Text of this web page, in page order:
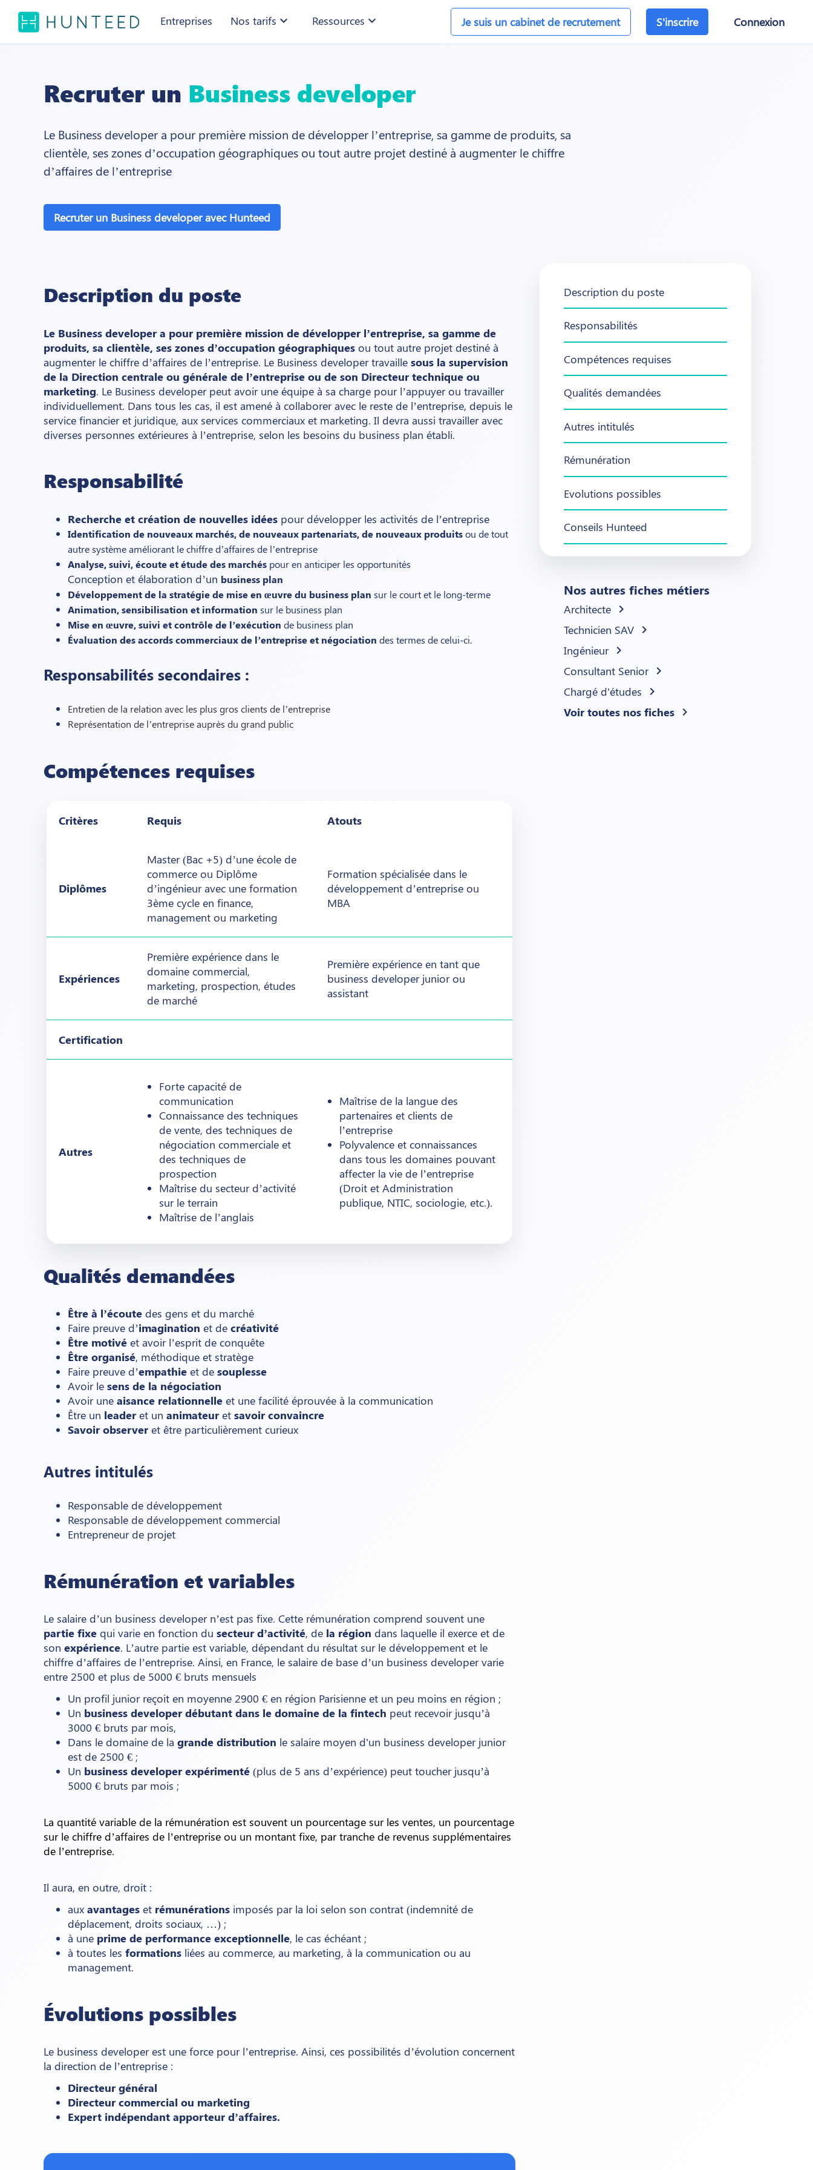
Entreprises Nos tarifs expand_more Ressources expand_more Je suis un cabinet de recrutement S'inscrire Connexion
Recruter un Business developer
Le Business developer a pour première mission de développer l’entreprise, sa gamme de produits, sa
clientèle, ses zones d’occupation géographiques ou tout autre projet destiné à augmenter le chiffre
d’affaires de l’entreprise
Recruter un Business developer avec Hunteed
Description du poste
Le Business developer a pour première mission de développer l’entreprise, sa gamme de
produits, sa clientèle, ses zones d’occupation géographiques ou tout autre projet destiné à
augmenter le chiffre d’affaires de l’entreprise. Le Business developer travaille sous la supervision
de la Direction centrale ou générale de l’entreprise ou de son Directeur technique ou
marketing. Le Business developer peut avoir une équipe à sa charge pour l’appuyer ou travailler
individuellement. Dans tous les cas, il est amené à collaborer avec le reste de l’entreprise, depuis le
service financier et juridique, aux services commerciaux et marketing. Il devra aussi travailler avec
diverses personnes extérieures à l’entreprise, selon les besoins du business plan établi.
Responsabilité
Recherche et création de nouvelles idées pour développer les activités de l’entreprise
Identification de nouveaux marchés, de nouveaux partenariats, de nouveaux produitsou de tout
autre système améliorant le chiffre d’affaires de l’entreprise
Analyse, suivi, écoute et étude des marchés pour en anticiper les opportunités
Conception et élaboration d’un business plan
Développement de la stratégie de mise en œuvre du business plan sur le court et le long-terme
Animation, sensibilisation et information sur le business plan
Mise en œuvre, suivi et contrôle de l’exécution de business plan
Évaluation des accords commerciaux de l’entreprise et négociation des termes de celui-ci.
Responsabilités secondaires :
Entretien de la relation avec les plus gros clients de l’entreprise
Représentation de l’entreprise auprès du grand public
Compétences requises
Critères Requis Atouts
Diplômes
Master (Bac +5) d’une école de
commerce ou Diplôme
d’ingénieur avec une formation
3ème cycle en finance,
management ou marketing
Formation spécialisée dans le
développement d’entreprise ou
MBA
Expériences
Première expérience dans le
domaine commercial,
marketing, prospection, études
de marché
Première expérience en tant que
business developer junior ou
assistant
Certification
Autres
Forte capacité de
communication
Connaissance des techniques
de vente, des techniques de
négociation commerciale et
des techniques de
prospection
Maîtrise du secteur d’activité
sur le terrain
Maîtrise de l’anglais
Maîtrise de la langue des
partenaires et clients de
l’entreprise
Polyvalence et connaissances
dans tous les domaines pouvant
affecter la vie de l’entreprise
(Droit et Administration
publique, NTIC, sociologie, etc.).
Qualités demandées
Être à l’écoute des gens et du marché
Faire preuve d’imagination et de créativité
Être motivé et avoir l’esprit de conquête
Être organisé, méthodique et stratège
Faire preuve d’empathie et de souplesse
Avoir le sens de la négociation
Avoir une aisance relationnelle et une facilité éprouvée à la communication
Être un leader et un animateur et savoir convaincre
Savoir observer et être particulièrement curieux
Autres intitulés
Responsable de développement
Responsable de développement commercial
Entrepreneur de projet
Rémunération et variables
Le salaire d’un business developer n’est pas fixe. Cette rémunération comprend souvent une
partie fixe qui varie en fonction du secteur d’activité, de la région dans laquelle il exerce et de
son expérience. L’autre partie est variable, dépendant du résultat sur le développement et le
chiffre d’affaires de l’entreprise. Ainsi, en France, le salaire de base d’un business developer varie
entre 2500 et plus de 5000 € bruts mensuels
Un profil junior reçoit en moyenne 2900 € en région Parisienne et un peu moins en région ;
Un business developer débutant dans le domaine de la fintech peut recevoir jusqu’à
3000 € bruts par mois,
Dans le domaine de la grande distribution le salaire moyen d'un business developer junior
est de 2500 € ;
Un business developer expérimenté (plus de 5 ans d’expérience) peut toucher jusqu’à
5000 € bruts par mois ;
La quantité variable de la rémunération est souvent un pourcentage sur les ventes, un pourcentage
sur le chiffre d’affaires de l’entreprise ou un montant fixe, par tranche de revenus supplémentaires
de l’entreprise.
Il aura, en outre, droit :
aux avantages et rémunérations imposés par la loi selon son contrat (indemnité de
déplacement, droits sociaux, …) ;
à une prime de performance exceptionnelle, le cas échéant ;
à toutes les formations liées au commerce, au marketing, à la communication ou au
management.
Évolutions possibles
Le business developer est une force pour l’entreprise. Ainsi, ces possibilités d’évolution concernent
la direction de l’entreprise :
Directeur général
Directeur commercial ou marketing
Expert indépendant apporteur d’affaires.
Description du poste
Responsabilités
Compétences requises
Qualités demandées
Autres intitulés
Rémunération
Evolutions possibles
Conseils Hunteed
Nos autres fiches métiers
Architecte chevron_right
Technicien SAV chevron_right
Ingénieur chevron_right
Consultant Senior chevron_right
Chargé d'études chevron_right
Voir toutes nos fiches chevron_right